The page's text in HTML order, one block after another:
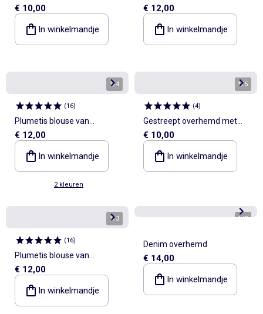
armgaten
€ 10,00
In winkelmandje
mouwen
€ 12,00
In winkelmandje
1/4
(16)
Plumetis blouse van
katoengaas
€ 12,00
In winkelmandje
2 kleuren
1/5
(4)
Gestreept overhemd met
lange mouwen
€ 10,00
In winkelmandje
1/3
(16)
Plumetis blouse van
katoengaas
€ 12,00
In winkelmandje
1/3
Denim overhemd
€ 14,00
In winkelmandje